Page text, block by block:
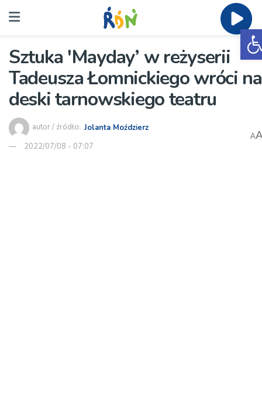
Sztuka 'Mayday’ w reżyserii
Tadeusza Łomnickiego wróci na
deski tarnowskiego teatru
autor / źródło: Jolanta Moździerz
2022/07/08 - 07:07
A